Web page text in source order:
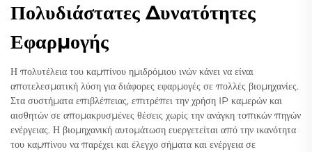
Πολυδιάστατες Δυνατότητες
Εφαρμογής
Η πολυτέλεια του καμπίνου ημιδρόμιου ινών κάνει να είναι
αποτελεσματική λύση για διάφορες εφαρμογές σε πολλές βιομηχανίες.
Στα συστήματα επιβλέπειας, επιτρέπει την χρήση IP καμερών και
αισθητών σε απομακρυσμένες θέσεις χωρίς την ανάγκη τοπικών πηγών
ενέργειας. Η βιομηχανική αυτομάτωση ευεργετείται από την ικανότητα
του καμπίνου να παρέχει και έλεγχο σήματα και ενέργεια σε